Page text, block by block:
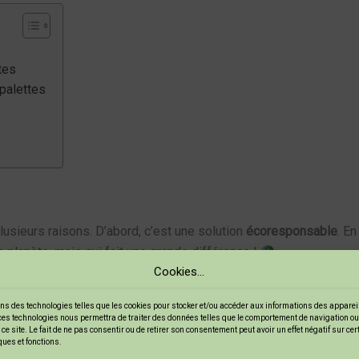
Cookies...
des technologies telles que les cookies pour stocker et/ou accéder aux informations des
technologies nous permettra de traiter des données telles que le comportement de navigation
site. Le fait de ne pas consentir ou de retirer son consentement peut avoir un effet négatif sur
et fonctions.
raisons. D’abord, c’est une solution écoresponsable.
planète, mais qui fait une grande différence !
trouver facilement dans des magasins, des chantiers ou
ce pas ?